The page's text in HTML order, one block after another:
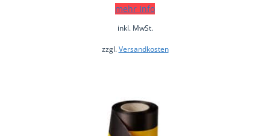
mehr Info
inkl. MwSt.
zzgl.Versandkosten